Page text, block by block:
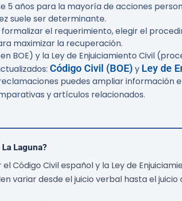
años para la mayoría de acciones
suele ser determinante.
el requerimiento, elegir el
maximizar la recuperación.
BOE) y la Ley de Enjuiciamiento Civil
Código Civil (BOE) y Ley de
puedes ampliar información
y artículos relacionados.
Laguna?
Código Civil español y la Ley de
variar desde el juicio verbal hasta el juicio